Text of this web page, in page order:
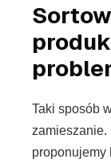
Taki sposób
proponujemy